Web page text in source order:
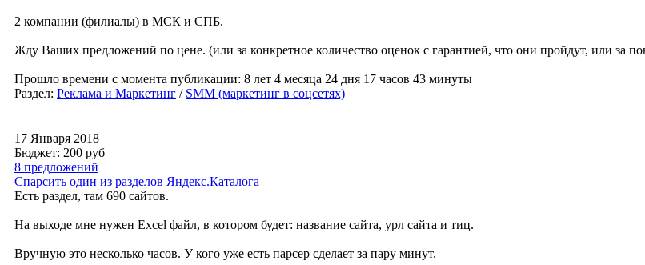
2 компании (филиалы) в МСК и СПБ.
Жду Ваших предложений по цене. (или за конкретное количество оценок с гарантией, что они пройдут, или за
Прошло времени с момента публикации: 8 лет 4 месяца 24 дня 17 часов 43 минуты
Раздел: Реклама и Маркетинг / SMM (маркетинг в соцсетях)
17 Января 2018
Бюджет: 200 руб
8 предложений
Спарсить один из разделов Яндекс.Каталога
Есть раздел, там 690 сайтов.
На выходе мне нужен Excel файл, в котором будет: название сайта, урл сайта и тиц.
Вручную это несколько часов. У кого уже есть парсер сделает за пару минут.